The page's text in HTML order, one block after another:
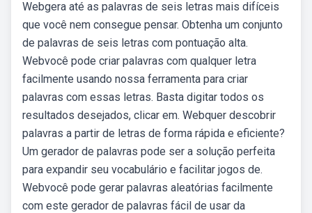
Webgera até as palavras de seis letras mais difíceis
que você nem consegue pensar. Obtenha um conjunto
de palavras de seis letras com pontuação alta.
Webvocê pode criar palavras com qualquer letra
facilmente usando nossa ferramenta para criar
palavras com essas letras. Basta digitar todos os
resultados desejados, clicar em. Webquer descobrir
palavras a partir de letras de forma rápida e eficiente?
Um gerador de palavras pode ser a solução perfeita
para expandir seu vocabulário e facilitar jogos de.
Webvocê pode gerar palavras aleatórias facilmente
com este gerador de palavras fácil de usar da